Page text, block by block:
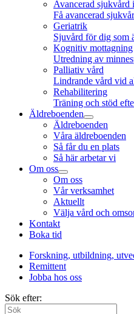
Avancerad sjukvård
Få avancerad
Geriatrik
Sjuvård för dig som
Kognitiv mottagning
Utredning av
Palliativ vård
Lindrande vård vid
Rehabilitering
Träning och stöd
Äldreboenden
Äldreboenden
Våra äldreboenden
Så får du en plats
Så här arbetar vi
Om oss
Om oss
Vår verksamhet
Aktuellt
Välja vård och
Kontakt
Boka tid
Forskning, utbildning,
Remittent
Jobba hos oss
Sök efter: